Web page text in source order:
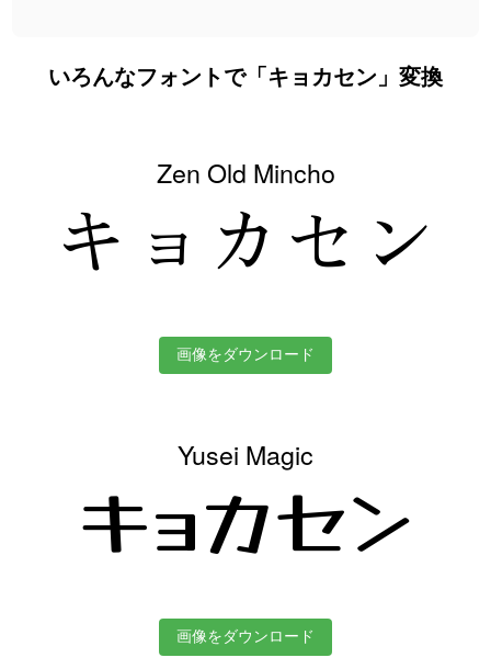
いろんなフォントで「キョカセン」変換
Zen Old Mincho
キョカセン
画像をダウンロード
Yusei Magic
キョカセン
画像をダウンロード